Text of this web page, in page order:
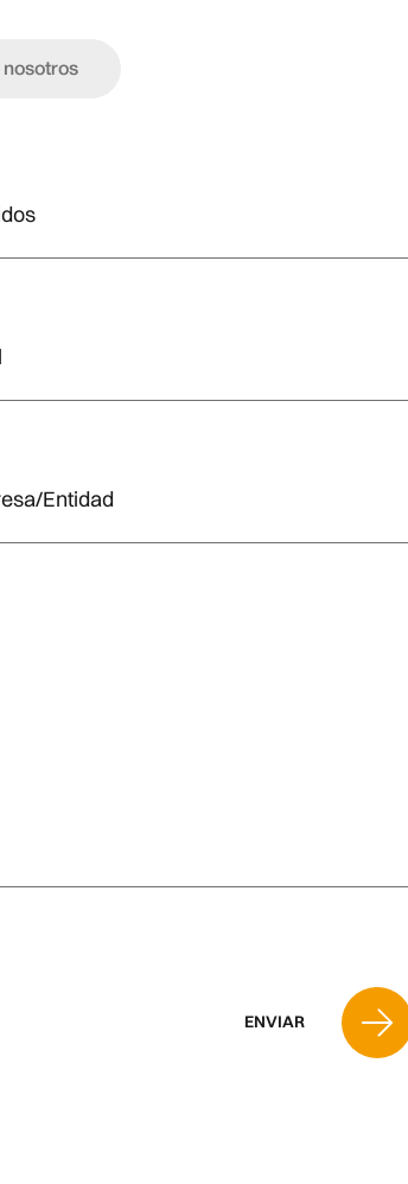
nosotros
ENVIAR